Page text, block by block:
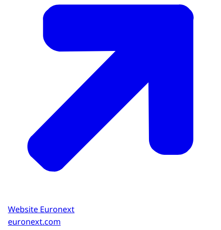
Website Euronext
euronext.com